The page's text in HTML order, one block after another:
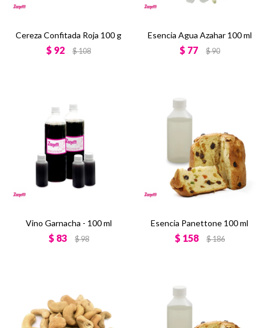
Cereza Confitada Roja 100 g
$ 92 $108
Esencia Agua Azahar 100 ml
$ 77 $90
Vino Garnacha - 100 ml
$ 83 $98
Esencia Panettone 100 ml
$ 158 $186